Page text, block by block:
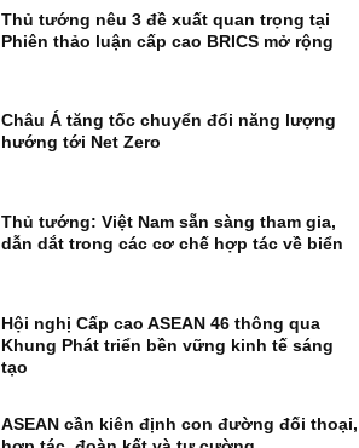
Thủ tướng nêu 3 đề xuất quan trọng tại
Phiên thảo luận cấp cao BRICS mở rộng
Châu Á tăng tốc chuyển đổi năng lượng
hướng tới Net Zero
Thủ tướng: Việt Nam sẵn sàng tham gia,
dẫn dắt trong các cơ chế hợp tác về biển
Hội nghị Cấp cao ASEAN 46 thông qua
Khung Phát triển bền vững kinh tế sáng
tạo
ASEAN cần kiên định con đường đối thoại,